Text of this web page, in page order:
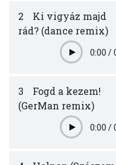
2
Ki vigyáz majd
rád? (dance remix)
Play0:00 /
3
Fogd a kezem!
(GerMan remix)
Play0:00 /